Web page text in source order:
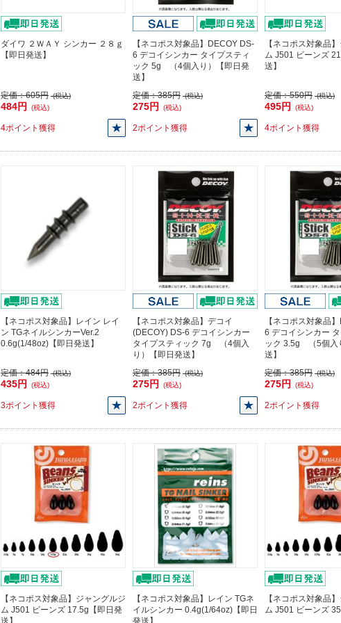
ダイワ ２ＷＡＹ シンカー ２８ｇ
【即日発送】
定価：605円 (税込)
484円 (税込)
4ポイント獲得
【ネコポス対象品】DECOY DS-
6 デコイシンカー タイプスティ
ック 5g （4個入り）【即日発
送】
定価：385円 (税込)
275円 (税込)
2ポイント獲得
【ネコポス対象品
ム J501 ビーンズ
送】
定価：550円 (税込)
495円 (税込)
4ポイント獲得
【ネコポス対象品】レイン レイ
ン TGネイルシンカーVer.2
0.6g(1/48oz)【即日発送】
定価：484円 (税込)
435円 (税込)
3ポイント獲得
【ネコポス対象品】デコイ
(DECOY) DS-6 デコイシンカー
タイプスティック 7g （4個入
り）【即日発送】
定価：385円 (税込)
275円 (税込)
2ポイント獲得
【ネコポス対象品
6 デコイシンカー
ック 3.5g （5個入
送】
定価：385円 (税込)
275円 (税込)
2ポイント獲得
【ネコポス対象品】ジャングルジ
ム J501 ビーンズ 17.5g【即日発
送】
【ネコポス対象品】レイン TGネ
イルシンカー 0.4g(1/64oz)【即日
発送】
【ネコポス対象品
ム J501 ビーンズ